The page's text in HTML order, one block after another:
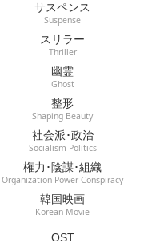
サスペンス
Suspense
スリラー
Thriller
幽霊
Ghost
整形
Shaping Beauty
社会派･政治
Socialism Politics
権力･陰謀･組織
Organization Power Conspiracy
韓国映画
Korean Movie
OST